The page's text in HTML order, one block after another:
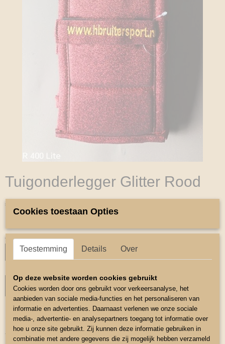
Tuigonderlegger Glitter Rood
€ 26,40
Aantal
IN WINKELWAGEN
Omschrijving
Tuigonderlegger Glitter
Cookies toestaan Opties
Toestemming Details Over
Op deze website worden cookies gebruikt
Cookies worden door ons gebruikt voor verkeersanalyse, het
aanbieden van sociale media-functies en het personaliseren van
informatie en advertenties. Daarnaast verlenen we onze sociale
media-, advertentie- en analysepartners toegang tot informatie over
hoe u onze site gebruikt. Zij kunnen deze informatie gebruiken in
combinatie met andere gegevens die zij mogelijk hebben verzameld